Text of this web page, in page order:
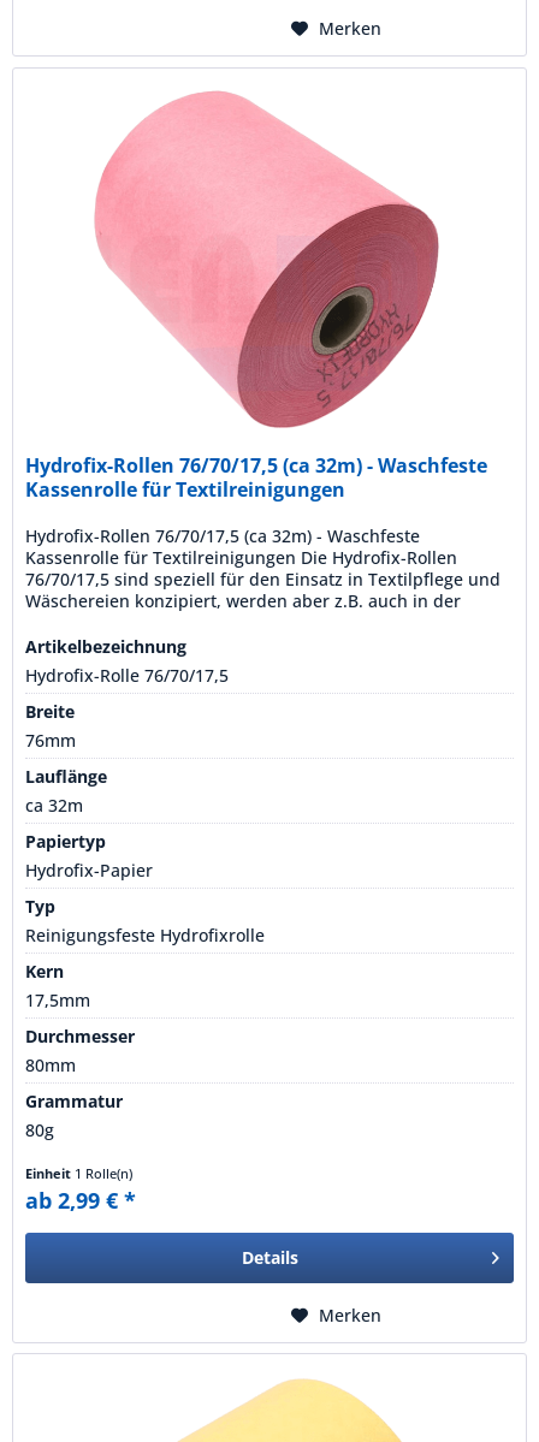
Merken
Hydrofix-Rollen 76/70/17,5 (ca 32m) - Waschfeste
Kassenrolle für Textilreinigungen
Hydrofix-Rollen 76/70/17,5 (ca 32m) - Waschfeste
Kassenrolle für Textilreinigungen Die Hydrofix-Rollen
76/70/17,5 sind speziell für den Einsatz in Textilpflege und
Wäschereien konzipiert, werden aber z.B. auch in der
Lauflänge von ca. 32 Metern und aus waschfestem
HYDROFIX-Papier gefertigt, bieten diese Rollen eine...
Artikelbezeichnung
Hydrofix-Rolle 76/70/17,5
Breite
76mm
Lauflänge
ca 32m
Papiertyp
Hydrofix-Papier
Typ
Reinigungsfeste Hydrofixrolle
Kern
17,5mm
Durchmesser
80mm
Grammatur
80g
Einheit 1 Rolle(n)
ab 2,99 € *
Details
Merken